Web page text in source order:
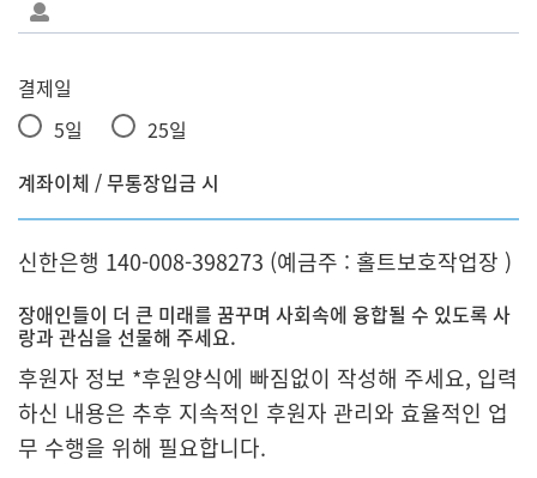
결제일
5일
25일
계좌이체 / 무통장입금 시
신한은행 140-008-398273 (예금주 : 홀트보호작업장 )
장애인들이 더 큰 미래를 꿈꾸며 사회속에 융합될 수 있도록 사
랑과 관심을 선물해 주세요.
후원자 정보 *후원양식에 빠짐없이 작성해 주세요, 입력
하신 내용은 추후 지속적인 후원자 관리와 효율적인 업
무 수행을 위해 필요합니다.